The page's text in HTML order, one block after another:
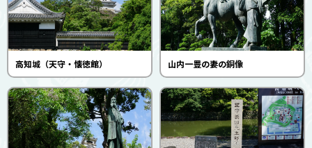
高知城（天守・懐徳館） 山内一豊の妻の銅像